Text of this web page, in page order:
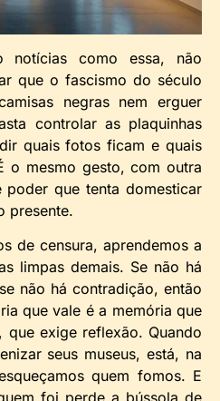
notícias como essa, não
que o fascismo do século
negras nem erguer
controlar as plaquinhas
quais fotos ficam e quais
o mesmo gesto, com outra
que tenta domesticar
presente.
de censura, aprendemos a
limpas demais. Se não há
não há contradição, então
que vale é a memória que
exige reflexão. Quando
seus museus, está, na
quem fomos. E